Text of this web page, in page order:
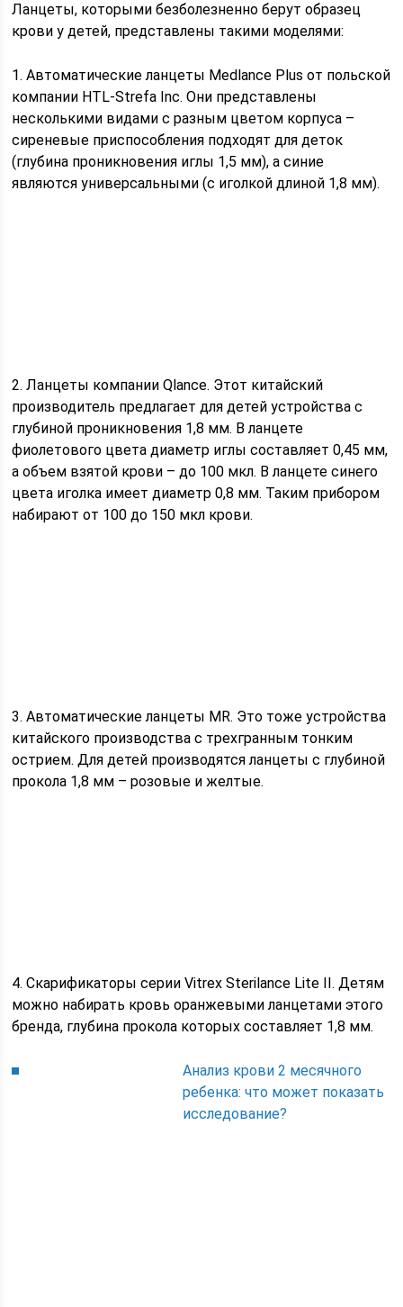
Ланцеты, которыми безболезненно берут образец
крови у детей, представлены такими моделями:
1. Автоматические ланцеты Medlance Plus от польской
компании HTL-Strefa Inc. Они представлены
несколькими видами с разным цветом корпуса –
сиреневые приспособления подходят для деток
(глубина проникновения иглы 1,5 мм), а синие
являются универсальными (с иголкой длиной 1,8 мм).
2. Ланцеты компании Qlance. Этот китайский
производитель предлагает для детей устройства с
глубиной проникновения 1,8 мм. В ланцете
фиолетового цвета диаметр иглы составляет 0,45 мм,
а объем взятой крови – до 100 мкл. В ланцете синего
цвета иголка имеет диаметр 0,8 мм. Таким прибором
набирают от 100 до 150 мкл крови.
3. Автоматические ланцеты MR. Это тоже устройства
китайского производства с трехгранным тонким
острием. Для детей производятся ланцеты с глубиной
прокола 1,8 мм – розовые и желтые.
4. Скарификаторы серии Vitrex Sterilance Lite II. Детям
можно набирать кровь оранжевыми ланцетами этого
бренда, глубина прокола которых составляет 1,8 мм.
Анализ крови 2 месячного
ребенка: что может показать
исследование?